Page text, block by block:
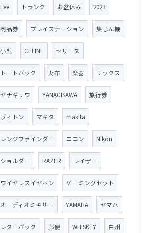
Lee トランク お盆休み 2023
商品券 プレイステーション 集じん機
小型 CELINE セリーヌ
トートバック 財布 楽器 サックス
ヤナギサワ YANAGISAWA 旅行券
ヴィトン マキタ makita
レンジファインダー ニコン Nikon
ショルダー RAZER レイザー
ワイヤレスイヤホン ゲーミングセット
オーディオミキサー YAMAHA ヤマハ
レターパック 郵便 WHISKEY 白州